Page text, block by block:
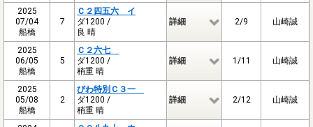
2025
07/04
船橋
7
Ｃ２四五六 イ
ダ1200 /
良 晴
詳細 2/9 山崎誠
2025
06/05
船橋
5
Ｃ２六七
ダ1200 /
稍重 晴
詳細 1/11 山崎誠
2025
05/08
船橋
2
びわ特別Ｃ３一
ダ1200 /
稍重 晴
詳細 2/12 山崎誠